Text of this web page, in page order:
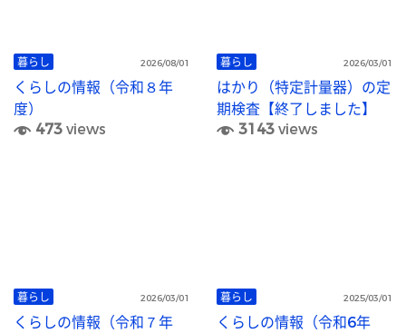
暮らし 2026/08/01
くらしの情報（令和８年
度）
473views
暮らし 2026/03/01
はかり（特定計量器）の定
期検査【終了しました】
3143views
暮らし 2026/03/01
くらしの情報（令和７年
暮らし 2025/03/01
くらしの情報（令和6年